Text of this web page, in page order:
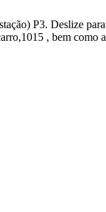
P3. Deslize
, bem como